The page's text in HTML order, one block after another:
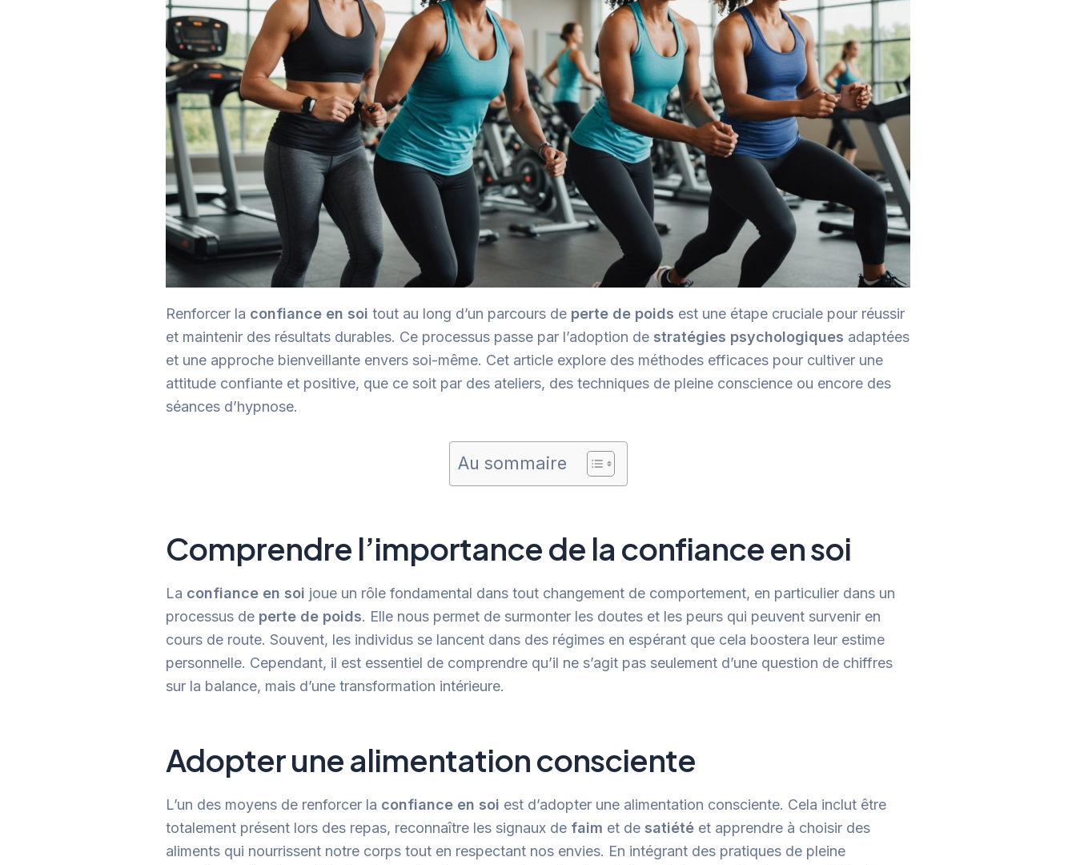
Renforcer la confiance en soi tout au long d’un parcours de perte de poids est une étape cruciale pour réussir
et maintenir des résultats durables. Ce processus passe par l’adoption de stratégies psychologiques adaptées
et une approche bienveillante envers soi-même. Cet article explore des méthodes efficaces pour cultiver une
attitude confiante et positive, que ce soit par des ateliers, des techniques de pleine conscience ou encore des
séances d’hypnose.
Au sommaire
Comprendre l’importance de la confiance en soi
La confiance en soi joue un rôle fondamental dans tout changement de comportement, en particulier dans un
processus de perte de poids. Elle nous permet de surmonter les doutes et les peurs qui peuvent survenir en
cours de route. Souvent, les individus se lancent dans des régimes en espérant que cela boostera leur estime
personnelle. Cependant, il est essentiel de comprendre qu’il ne s’agit pas seulement d’une question de chiffres
sur la balance, mais d’une transformation intérieure.
Adopter une alimentation consciente
L’un des moyens de renforcer la confiance en soi est d’adopter une alimentation consciente. Cela inclut être
totalement présent lors des repas, reconnaître les signaux de faim et de satiété et apprendre à choisir des
aliments qui nourrissent notre corps tout en respectant nos envies. En intégrant des pratiques de pleine